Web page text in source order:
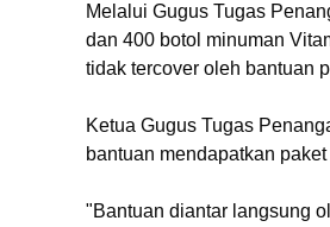
Melalui Gugus Tugas
dan 400 botol minuman
tidak tercover oleh bantuan
Ketua Gugus Tugas
bantuan mendapatkan
"Bantuan diantar langsung